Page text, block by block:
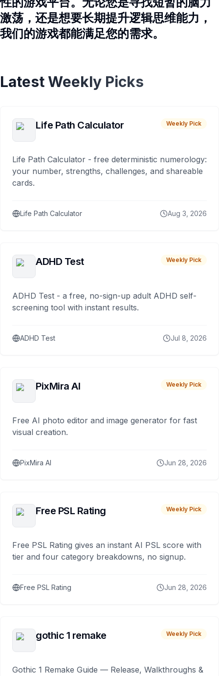
激荡，还是想要长期提升逻辑思维能力，
我们的游戏都能满足您的需求。
Latest Weekly Picks
Life Path Calculator Weekly Pick
Life Path Calculator - free deterministic numerology:
your number, strengths, challenges, and shareable
cards.
Life Path Calculator Aug 3, 2026
ADHD Test Weekly Pick
ADHD Test - a free, no-sign-up adult ADHD self-
screening tool with instant results.
ADHD Test Jul 8, 2026
PixMira AI Weekly Pick
Free AI photo editor and image generator for fast
visual creation.
PixMira AI Jun 28, 2026
Free PSL Rating Weekly Pick
Free PSL Rating gives an instant AI PSL score with
tier and four category breakdowns, no signup.
Free PSL Rating Jun 28, 2026
gothic 1 remake Weekly Pick
Gothic 1 Remake Guide — Release, Walkthroughs &